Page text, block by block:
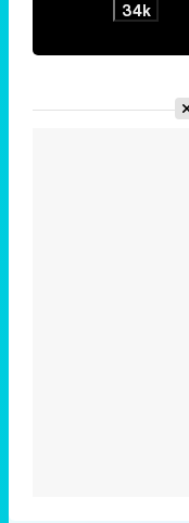
34k